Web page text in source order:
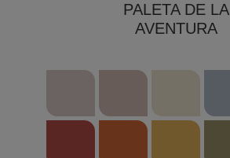
PALETA DE LA
AVENTURA